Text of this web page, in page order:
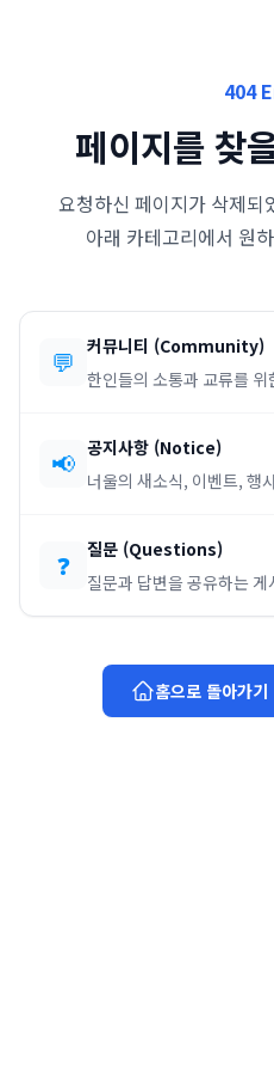
404
페이지를 찾
요청하신 페이지가 삭제
아래 카테고리에서 원
💬 커뮤니티 (Community)
한인들의 소통과 교류를
📢 공지사항 (Notice)
너울의 새소식, 이벤트, 행
❓ 질문 (Questions)
질문과 답변을 공유하는
홈으로 돌아가기